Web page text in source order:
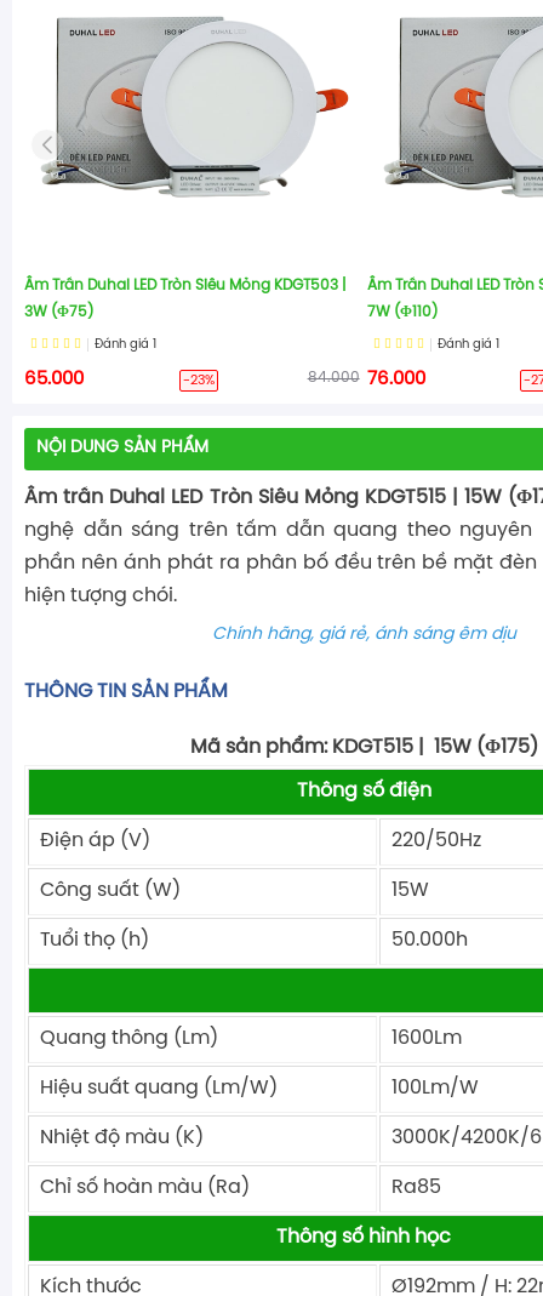
Âm Trần Duhal LED Tròn Siêu Mỏng KDGT503 |
3W (Φ75)
Đánh giá
65.000 -23% 84.000
Âm Trần Duhal LED Tròn
7W (Φ110)
Đánh giá
76.000 -
NỘI DUNG SẢN PHẨM
Âm trần Duhal LED Tròn Siêu Mỏng KDGT515 | 15W
nghệ dẫn sáng trên tấm dẫn quang theo nguyên
phần nên ánh phát ra phân bố đều trên bề mặt
hiện tượng chói.
Chính hãng, giá rẻ, ánh sáng êm dịu
THÔNG TIN SẢN PHẨM
Mã sản phẩm: KDGT515 | 15W (Φ175)
Thông số điện
Điện áp (V) 220/50Hz
Công suất (W) 15W
Tuổi thọ (h) 50.000h
Quang thông (Lm) 1600Lm
Hiệu suất quang (Lm/W) 100Lm/W
Nhiệt độ màu (K) 3000K/4200K/
Chỉ số hoàn màu (Ra) Ra85
Thông số hình học
Kích thước Ø192mm / H: